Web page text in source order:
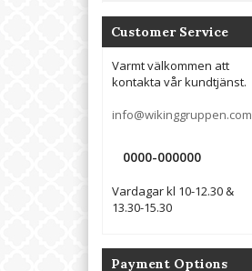
Customer Service
Varmt välkommen att
kontakta vår kundtjänst.
info@wikinggruppen.com
0000-000000
Vardagar kl 10-12.30 &
13.30-15.30
Payment Options